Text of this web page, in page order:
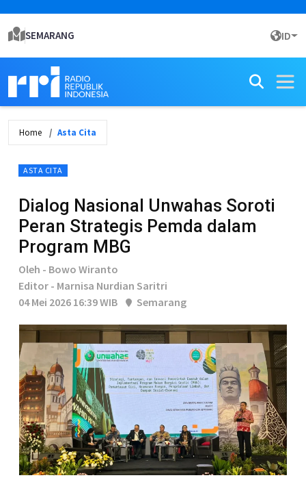
SEMARANG ID
Home Asta Cita
ASTA CITA
Dialog Nasional Unwahas Soroti
Peran Strategis Pemda dalam
Program MBG
Oleh - Bowo Wiranto
Editor - Marnisa Nurdian Saritri
04 Mei 2026 16:39 WIB
Semarang